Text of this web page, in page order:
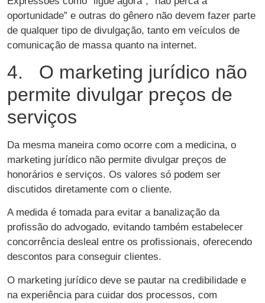
oportunidade” e outras do gênero não devem fazer parte
de qualquer tipo de divulgação, tanto em veículos de
comunicação de massa quanto na internet.
4. O marketing jurídico não
permite divulgar preços de
serviços
Da mesma maneira como ocorre com a medicina, o
marketing jurídico não permite divulgar preços de
honorários e serviços. Os valores só podem ser
discutidos diretamente com o cliente.
A medida é tomada para evitar a banalização da
profissão do advogado, evitando também estabelecer
concorrência desleal entre os profissionais, oferecendo
descontos para conseguir clientes.
O marketing jurídico deve se pautar na credibilidade e
na experiência para cuidar dos processos, com